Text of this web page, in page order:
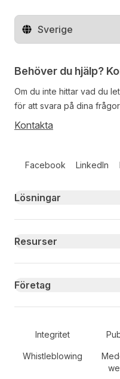
Byt land
Behöver du hjälp?
Om du inte hittar vad du
för att svara på dina frågor
Kontakta
Facebook LinkedIn
Primary footer navigation
Lösningar
Resurser
Företag
Secondary Footer
Integritet
Whistleblowing